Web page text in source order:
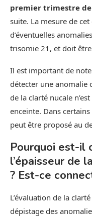
premier trimestre de
suite. La mesure de
d’éventuelles
trisomie 21, et doit
Il est important de
détecter une anomalie
de la clarté nucale
enceinte. Dans
peut être proposé au
Pourquoi est-il
l’épaisseur de
? Est-ce
L’évaluation de la
dépistage des